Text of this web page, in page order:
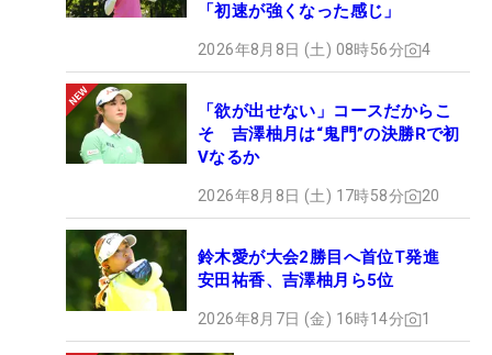
「初速が強くなった感じ」
2026年8月8日 (土) 08時56分 4
「欲が出せない」コースだからこ
そ 吉澤柚月は“鬼門”の決勝Rで初
Vなるか
2026年8月8日 (土) 17時58分 20
鈴木愛が大会2勝目へ首位T発進
安田祐香、吉澤柚月ら5位
2026年8月7日 (金) 16時14分 1